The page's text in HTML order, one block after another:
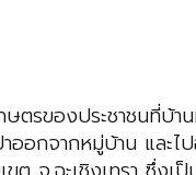
ตรของประชาชนที่
อกจากหมู่บ้าน และ